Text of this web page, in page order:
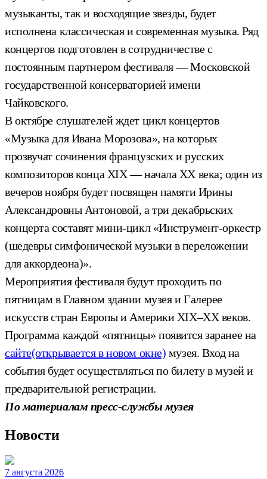
музыканты, так и восходящие звезды, будет
исполнена классическая и современная музыка. Ряд
концертов подготовлен в сотрудничестве с
постоянным партнером фестиваля — Московской
государственной консерваторией имени
Чайковского.
В октябре слушателей ждет цикл концертов
«Музыка для Ивана Морозова», на которых
прозвучат сочинения французских и русских
композиторов конца XIX — начала XX века; один из
вечеров ноября будет посвящен памяти Ирины
Александровны Антоновой, а три декабрьских
концерта составят мини-цикл «Инструмент-оркестр
(шедевры симфонической музыки в переложении
для аккордеона)».
Мероприятия фестиваля будут проходить по
пятницам в Главном здании музея и Галерее
искусств стран Европы и Америки XIX–XX веков.
Программа каждой «пятницы» появится заранее на
сайте(открывается в новом окне) музея. Вход на
события будет осуществляться по билету в музей и
предварительной регистрации.
По материалам пресс-службы музея
Новости
7 августа 2026